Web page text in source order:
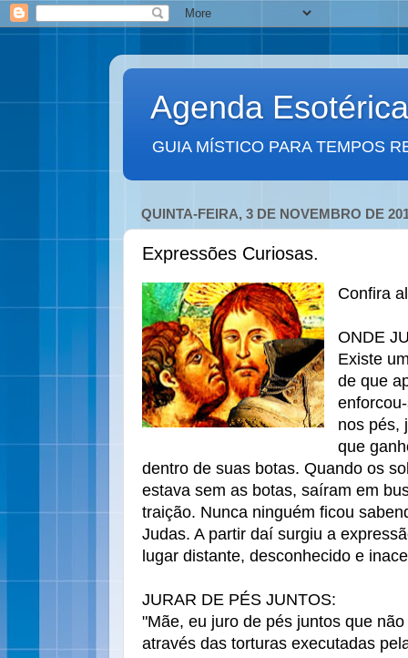
Agenda Esotérica
GUIA MÍSTICO PARA TEMPOS
QUINTA-FEIRA, 3 DE NOVEMBRO DE
Expressões Curiosas.
Confira
ONDE
Existe
de que
nos pés,
que
dentro de suas botas. Quando os
estava sem as botas, saíram em
traição. Nunca ninguém ficou
Judas. A partir daí surgiu a
lugar distante, desconhecido e
JURAR DE PÉS JUNTOS:
"Mãe, eu juro de pés juntos que
através das torturas executadas